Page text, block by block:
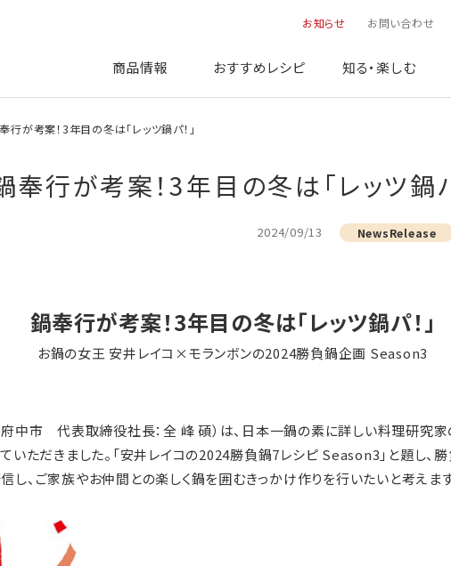
お知らせ お問い合わせ
商品情報 おすすめレシピ 知る・楽しむ
行が考案！3年目の冬は「レッツ鍋パ！」
行が考案！3年目の冬は「レッツ鍋パ
2024/09/13 NewsRelease
鍋奉行が考案！3年目の冬は「レッツ鍋パ！」
お鍋の女王 安井レイコ×モランボンの2024勝負鍋企画 Season3
府中市 代表取締役社長：全 峰 碩）は、日本一鍋の素に詳しい料理研究
いただきました。「安井レイコの2024勝負鍋7レシピ Season3」と題し
、ご家族やお仲間との楽しく鍋を囲むきっかけ作りを行いたいと考えます